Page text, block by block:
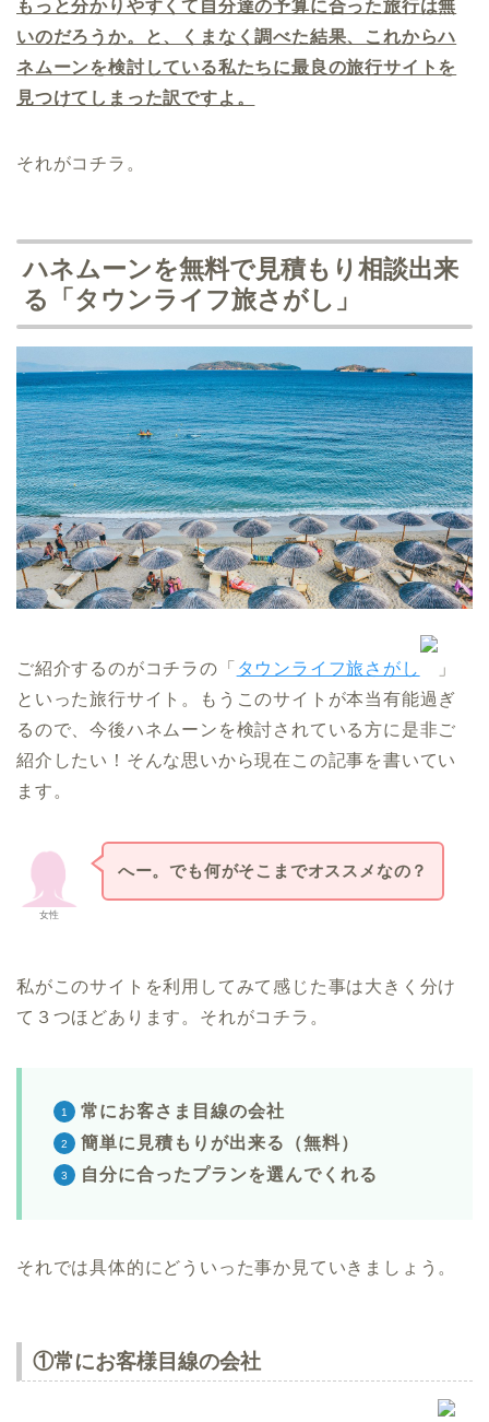
もっと分かりやすくて自分達の予算に合った旅行は無
いのだろうか。と、くまなく調べた結果、これからハ
ネムーンを検討している私たちに最良の旅行サイトを
見つけてしまった訳ですよ。
それがコチラ。
ハネムーンを無料で見積もり相談出来
る「タウンライフ旅さがし」
ご紹介するのがコチラの「 タウンライフ旅さがし
」
といった旅行サイト。もうこのサイトが本当有能過ぎ
るので、今後ハネムーンを検討されている方に是非ご
紹介したい！そんな思いから現在この記事を書いてい
ます。
女性
へー。でも何がそこまでオススメなの？
私がこのサイトを利用してみて感じた事は大きく分け
て３つほどあります。それがコチラ。
常にお客さま目線の会社
簡単に見積もりが出来る（無料）
自分に合ったプランを選んでくれる
それでは具体的にどういった事か見ていきましょう。
①常にお客様目線の会社